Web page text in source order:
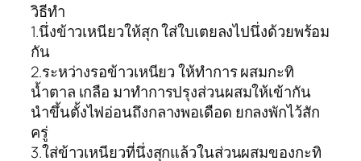
วิธีทำ
1.นึ่งข้าวเหนียวให้สุก ใส่ใบเตยลงไปนึ่งด้วยพร้อม
กัน
2.ระหว่างรอข้าวเหนียว ให้ทำการ ผสมกะทิ
น้ำตาล เกลือ มาทำการปรุงส่วนผสมให้เข้ากัน
นำขึ้นตั้งไฟอ่อนถึงกลางพอเดือด ยกลงพักไว้สัก
ครู่
3.ใส่ข้าวเหนียวที่นึ่งสุกแล้วในส่วนผสมของกะทิ